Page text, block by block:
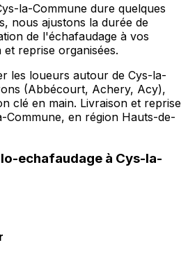
la-Commune dure quelques
nous ajustons la durée de
de l'échafaudage à vos
reprise organisées.
les loueurs autour de Cys-la-
(Abbécourt, Achery, Acy),
clé en main. Livraison et reprise
Commune, en région Hauts-de-
echafaudage à Cys-la-